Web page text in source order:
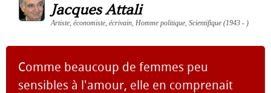
Jacques Attali
Artiste, économiste, écrivain, Homme politique, Scientifique (1943 - )
Comme beaucoup de femmes peu
sensibles à l'amour, elle en comprenait